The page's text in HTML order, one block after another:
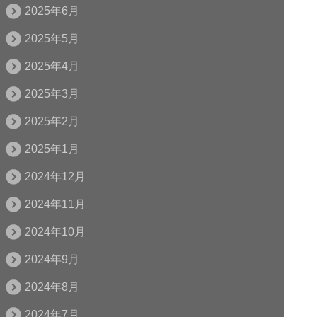
2025年6月
2025年5月
2025年4月
2025年3月
2025年2月
2025年1月
2024年12月
2024年11月
2024年10月
2024年9月
2024年8月
2024年7月